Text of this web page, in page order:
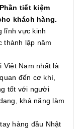
tiết kiệm
khách hàng.
lĩnh vực kinh
thành lập năm
Việt Nam nhất là
đến cơ khí,
tốt với người
khả năng làm
hàng đầu Nhật